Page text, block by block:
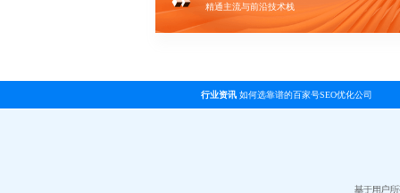
精通主流与前沿技术栈
行业资讯 如何选靠谱的百家号SEO优化公司